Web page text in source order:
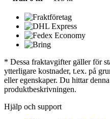
* Dessa fraktavgifter gäller för
ytterligare kostnader, t.ex. på
eller egenskaper. Du hittar
produktbeskrivningen.
Hjälp och support